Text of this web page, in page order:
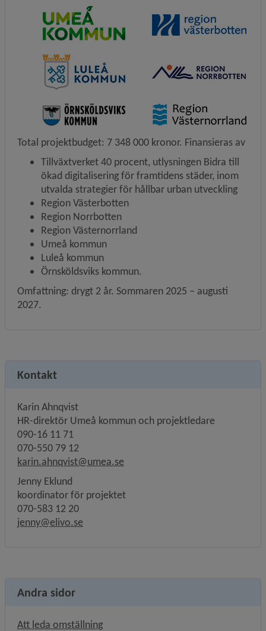
Total projektbudget: 7 348 000 kronor. Finansieras av
Tillväxtverket 40 procent, utlysningen Bidra till
ökad digitalisering för framtidens städer, inom
utvalda strategier för hållbar urban utveckling
Region Västerbotten
Region Norrbotten
Region Västernorrland
Umeå kommun
Luleå kommun
Örnsköldsviks kommun.
Omfattning: drygt 2 år. Sommaren 2025 – augusti
2027.
Kontakt
Karin Ahnqvist
HR-direktör Umeå kommun och projektledare
090-16 11 71
070-550 79 12
karin.ahnqvist@umea.se
Jenny Eklund
koordinator för projektet
070-583 12 20
jenny@elivo.se
Andra sidor
Att leda omställning